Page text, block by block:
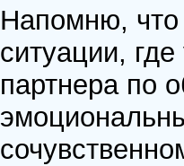
Напомню, что
ситуации,
партнера по